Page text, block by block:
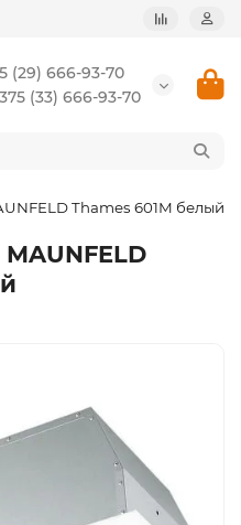
(29) 666-93-70
(33) 666-93-70
Thames 601M белый